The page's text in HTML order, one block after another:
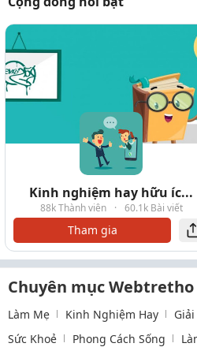
Kinh nghiệm hay hữu íc...
88k Thành viên · 60.1k Bài viết
Tham gia
Chuyên mục Webtretho
Làm Mẹ Kinh Nghiệm Hay
Sức Khoẻ
Phong Cách Sống